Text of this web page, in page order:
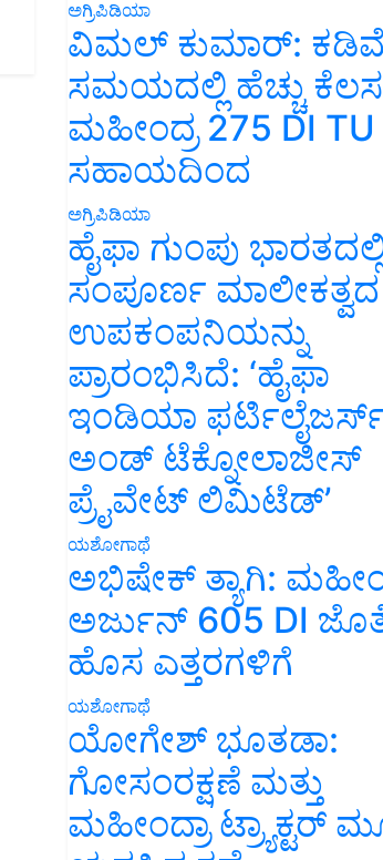
ಅಗ್ರಿಪಿಡಿಯಾ
ವಿಮಲ್ ಕುಮಾರ್:
ಸಮಯದಲ್ಲಿ ಹೆಚ್ಚು
ಮಹೀಂದ್ರ 275 DI TU
ಸಹಾಯದಿಂದ
ಅಗ್ರಿಪಿಡಿಯಾ
ಹೈಫಾ ಗುಂಪು
ಸಂಪೂರ್ಣ ಮಾಲೀಕತ್ವದ
ಉಪಕಂಪನಿಯನ್ನು
ಪ್ರಾರಂಭಿಸಿದೆ: ‘ಹೈಫಾ
ಇಂಡಿಯಾ
ಅಂಡ್ ಟೆಕ್ನೋಲಾಜೀಸ್
ಪ್ರೈವೇಟ್ ಲಿಮಿಟೆಡ್’
ಯಶೋಗಾಥೆ
ಅಭಿಷೇಕ್ ತ್ಯಾಗಿ:
ಅರ್ಜುನ್ 605 DI
ಹೊಸ ಎತ್ತರಗಳಿಗೆ
ಯಶೋಗಾಥೆ
ಯೋಗೇಶ್ ಭೂತಡಾ:
ಗೋಸಂರಕ್ಷಣೆ ಮತ್ತು
ಮಹೀಂದ್ರಾ ಟ್ರ್ಯಾಕ್ಟರ್